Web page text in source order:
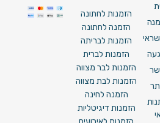
הזמנות לחתונה
הזמנה לחתונה
הזמנות לבריתה
הזמנות לברית
הזמנות לבר מצווה
הזמנות לבת מצווה
הזמנה לחינה
הזמנות דיגיטליות